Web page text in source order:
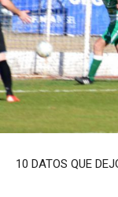
10 DATOS QUE